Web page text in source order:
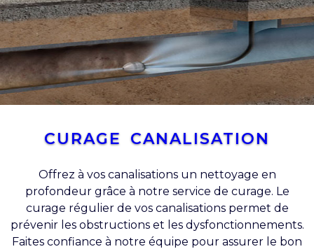
CURAGE CANALISATION
Offrez à vos canalisations un nettoyage en
profondeur grâce à notre service de curage. Le
curage régulier de vos canalisations permet de
prévenir les obstructions et les dysfonctionnements.
Faites confiance à notre équipe pour assurer le bon